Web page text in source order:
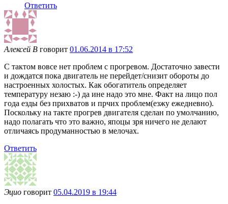
Ответить
Алексей В говорит 01.06.2014 в 17:52
С тактом вовсе нет проблем с прогревом. Достаточно завести
и дождатся пока двигатель не перейдет/снизит обороты до
настроенных холостых. Как обогатитель определяет
температуру незаю :-) да ине надо это мне. Факт на лицо пол
года езды без прихватов и прчих проблем(езжу ежедневно).
Поскольку на такте прогрев двигателя сделан по умолчанию,
надо полагать что это важно, япоцы зря ничего не делают
отличаясь продуманностью в мелочах.
Ответить
Эцио говорит 05.04.2019 в 19:44